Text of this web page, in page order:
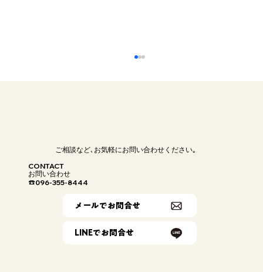
ご相談など､お気軽にお問い合わせください｡
CONTACT
お問い合わせ
☎096-355-8444
メールでお問合せ
LINEでお問合せ